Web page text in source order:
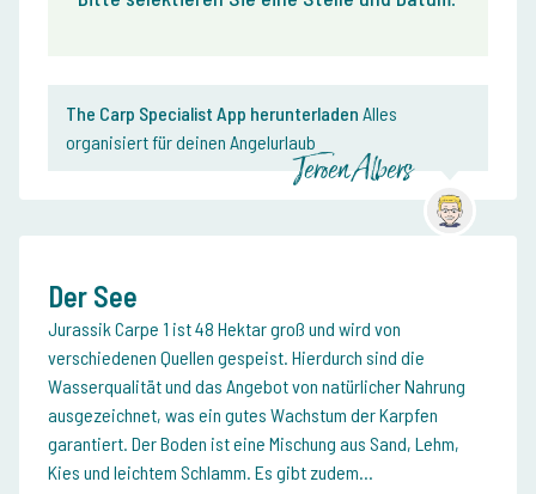
The Carp Specialist App herunterladen Alles
organisiert für deinen Angelurlaub
Jeroen Albers
Der See
Jurassik Carpe 1 ist 48 Hektar groß und wird von
verschiedenen Quellen gespeist. Hierdurch sind die
Wasserqualität und das Angebot von natürlicher Nahrung
ausgezeichnet, was ein gutes Wachstum der Karpfen
garantiert. Der Boden ist eine Mischung aus Sand, Lehm,
Kies und leichtem Schlamm. Es gibt zudem...